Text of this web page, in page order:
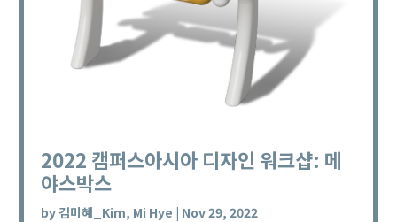
2022 캠퍼스아시아 디자인 워크샵: 메
야스박스
by김미혜_Kim, Mi Hye | Nov 29, 2022